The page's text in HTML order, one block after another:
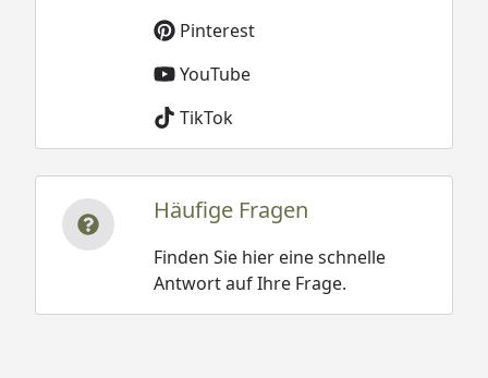
Pinterest
YouTube
TikTok
Häufige Fragen
Finden Sie hier eine schnelle
Antwort auf Ihre Frage.